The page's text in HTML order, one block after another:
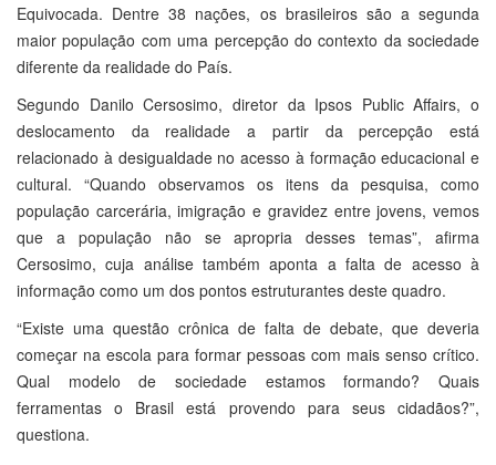
Equivocada. Dentre 38 nações, os brasileiros são a segunda
maior população com uma percepção do contexto da sociedade
diferente da realidade do País.
Segundo Danilo Cersosimo, diretor da Ipsos Public Affairs, o
deslocamento da realidade a partir da percepção está
relacionado à desigualdade no acesso à formação educacional e
cultural. “Quando observamos os itens da pesquisa, como
população carcerária, imigração e gravidez entre jovens, vemos
que a população não se apropria desses temas”, afirma
Cersosimo, cuja análise também aponta a falta de acesso à
informação como um dos pontos estruturantes deste quadro.
“Existe uma questão crônica de falta de debate, que deveria
começar na escola para formar pessoas com mais senso crítico.
Qual modelo de sociedade estamos formando? Quais
ferramentas o Brasil está provendo para seus cidadãos?”,
questiona.